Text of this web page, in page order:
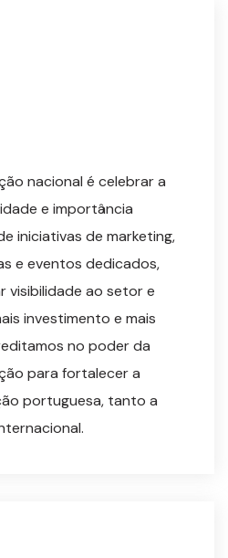
nacional é celebrar a
e importância
iniciativas de marketing,
e eventos dedicados,
visibilidade ao setor e
investimento e mais
no poder da
para fortalecer a
portuguesa, tanto a